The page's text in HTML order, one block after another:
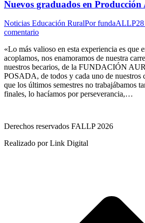
Nuevos graduados en Producción
Noticias Educación RuralPorfundaALLP
comentario
«Lo más valioso en esta experiencia es que
acoplamos, nos enamoramos de nuestra
nuestros becarios, de la FUNDACIÓN
POSADA, de todos y cada uno de nuestros
que los últimos semestres no trabajábamos
finales, lo hacíamos por perseverancia,…
Derechos reservados FALLP 2026
Realizado por Link Digital